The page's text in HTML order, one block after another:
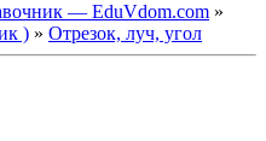
— EduVdom.com »
) » Отрезок, луч, угол